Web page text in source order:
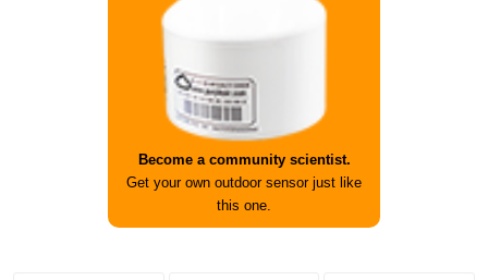
Become a community scientist.
Get your own outdoor sensor just like
this one.